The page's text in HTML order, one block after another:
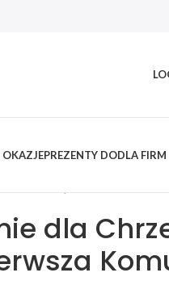
OKAZJEPREZENTY DODLA FIRM
dla